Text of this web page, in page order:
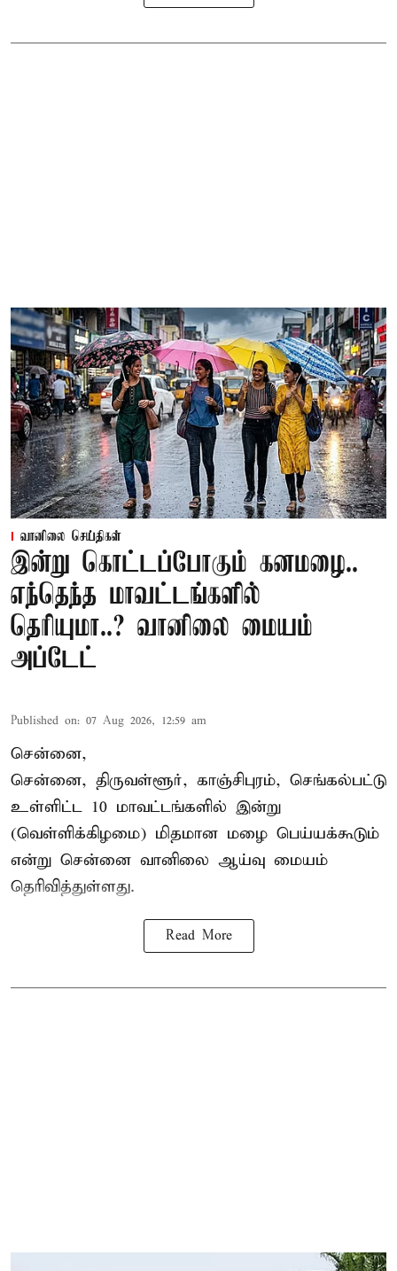
வானிலை செய்திகள்
இன்று கொட்டப்போகும் கனமழை..
எந்தெந்த மாவட்டங்களில்
தெரியுமா..? வானிலை மையம்
அப்டேட்
Published on: 07 Aug 2026, 12:59 am
சென்னை,
சென்னை, திருவள்ளூர், காஞ்சிபுரம், செங்கல்பட்டு
உள்ளிட்ட 10 மாவட்டங்களில் இன்று
(வெள்ளிக்கிழமை) மிதமான மழை பெய்யக்கூடும்
என்று சென்னை வானிலை ஆய்வு மையம்
தெரிவித்துள்ளது.
Read More